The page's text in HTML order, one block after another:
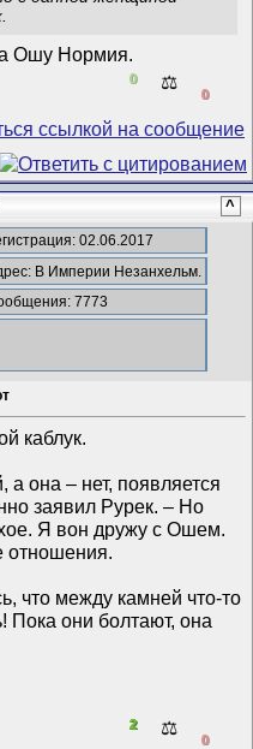
Ошу Нормия.
0 ⚖️
0
^
02.06.2017
В Империи Незанхельм.
7773
каблук.
она – нет, появляется
заявил Рурек. – Но
Я вон дружу с Ошем.
отношения.
что между камней что-то
Пока они болтают, она
2 ⚖️
0